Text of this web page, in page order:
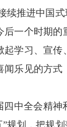
续推进中国
一个时期
学习、宣传
乐见的方式
中全会精
”规划，把规